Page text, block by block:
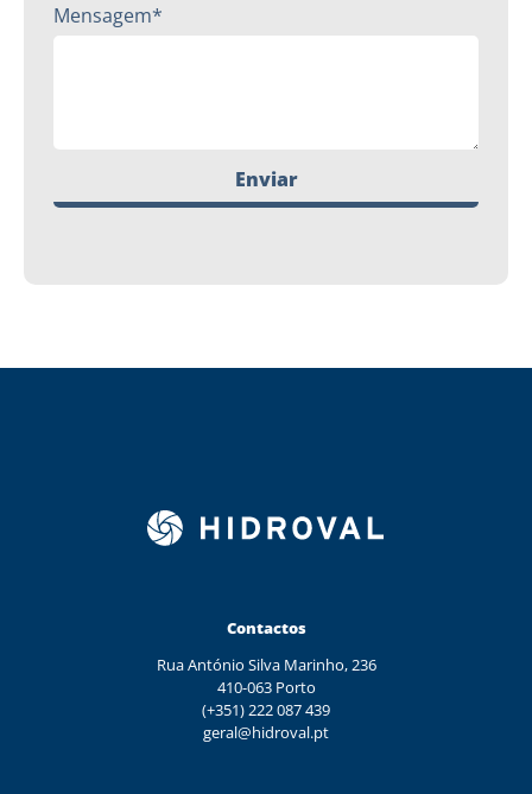
Mensagem*
Enviar
Contactos
Rua António Silva Marinho, 236
410-063 Porto
(+351) 222 087 439
geral@hidroval.pt